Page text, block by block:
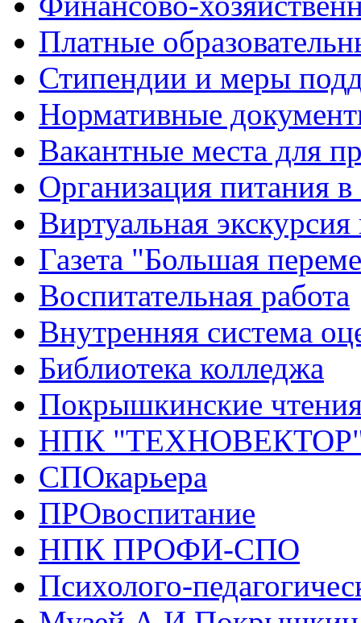
Платные
Стипендии и меры
Нормативные
Вакантные места для
Организация питания в
Виртуальная
Газета "Большая
Воспитательная работа
Внутренняя система
Библиотека колледжа
Покрышкинские
НПК
СПОкарьера
ПРОвоспитание
НПК ПРОФИ-СПО
Психолого-